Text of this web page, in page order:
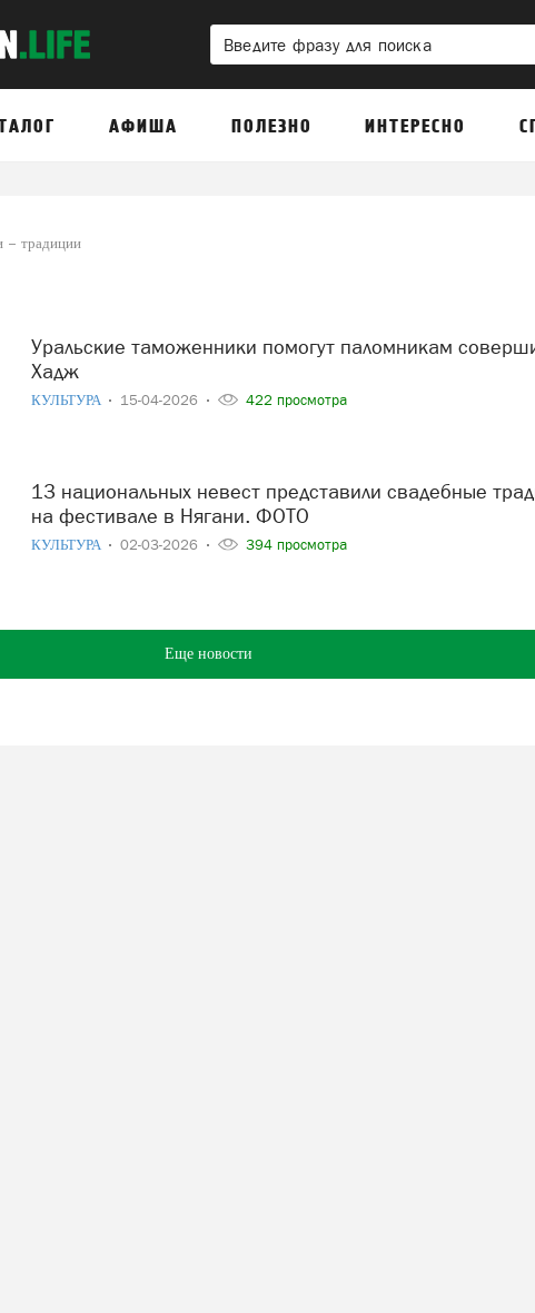
АФИША ПОЛЕЗНО ИНТЕРЕСНО
традиции
Уральские таможенники помогут паломникам совершить
Хадж
КУЛЬТУРА 15-04-2026 422 просмотра
13 национальных невест представили свадебные традиции
на фестивале в Нягани. ФОТО
КУЛЬТУРА 02-03-2026 394 просмотра
Еще новости